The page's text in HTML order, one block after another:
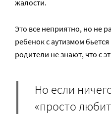
жалости.
Это все неприятно, но не
ребенок с аутизмом бьется
родители не знают, что с
Но если
«просто